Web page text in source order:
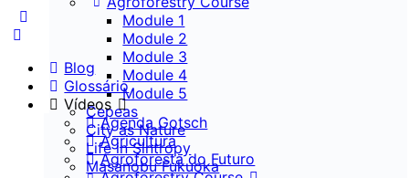
Module 1
Module 2
Module 3
Module 4
Module 5
Cepeas
City as Nature
Life in Sintropy
Masanobu Fukuoka
Blog
Glossário
Vídeos
Agenda Gotsch
Agricultura
Agroforesta do Futuro